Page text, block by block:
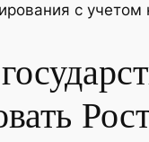
с учетом